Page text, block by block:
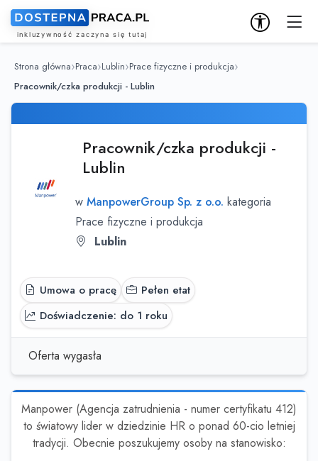
Strona główna Praca Lublin Prace fizyczne i produkcja
Pracownik/czka produkcji - Lublin
Pracownik/czka produkcji -
Lublin
w ManpowerGroup Sp. z o.o. kategoria
Prace fizyczne i produkcja
Lublin
Umowa o pracę
Pełen etat
Doświadczenie: do 1 roku
Oferta wygasła
Manpower (Agencja zatrudnienia - numer certyfikatu 412)
to światowy lider w dziedzinie HR o ponad 60-cio letniej
tradycji. Obecnie poszukujemy osoby na stanowisko: